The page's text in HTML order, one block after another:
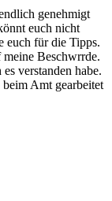
genehmigt
euch nicht
euch für die Tipps.
Beschwrrde.
verstanden habe.
Amt gearbeitet